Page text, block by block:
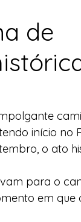
Lula
Familiar
Civil
Esporte
de
início no
o ato
para o
em que